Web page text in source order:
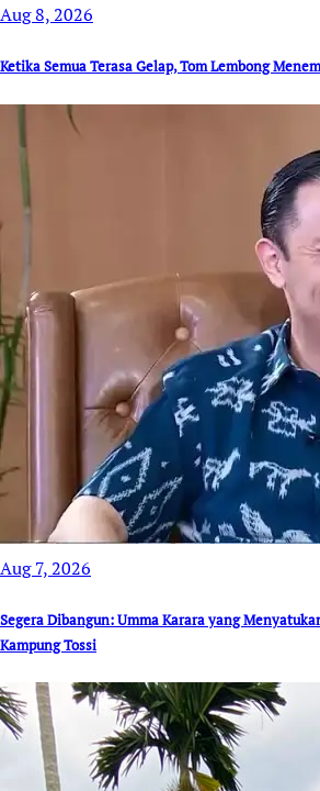
Aug 8, 2026
Ketika Semua Terasa Gelap, Tom Lembong
Aug 7, 2026
Segera Dibangun: Umma Karara yang
Kampung Tossi